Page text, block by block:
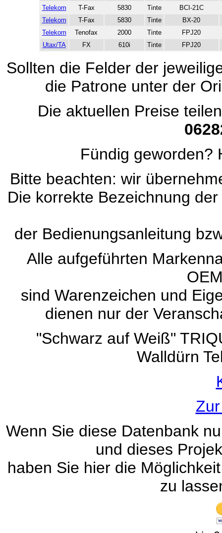
Telekom
T-Fax 5830 Tinte
BCI-21C
Telekom
T-Fax 5830 Tinte
BX-20
Telekom
Tenofax 2000 Tinte
FPJ20
Utax/TA
FX 610i Tinte FPJ20
Sollten die Felder der
die Patrone unter der
Die aktuellen Preise
Fündig geworden?
Bitte beachten: wir
Die korrekte Bezeichnung
der Bedienungsanleitung
Alle aufgeführten
sind Warenzeichen und
dienen nur der
"Schwarz auf Weiß"
Walldürn
Wenn Sie diese Datenbank
und dieses
haben Sie hier die
zu